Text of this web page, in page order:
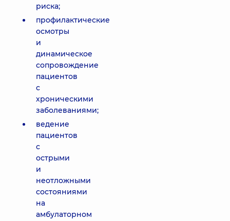
риска;
профилактические
осмотры
и
динамическое
сопровождение
пациентов
с
хроническими
заболеваниями;
ведение
пациентов
с
острыми
и
неотложными
состояниями
на
амбулаторном